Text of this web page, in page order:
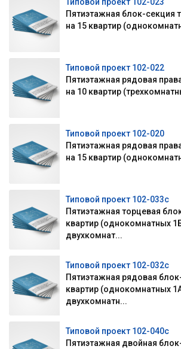
Пятиэтажная блок-секция
на 15 квартир
Типовой проект 102-022
Пятиэтажная рядовая
на 10 квартир
Типовой проект 102-020
Пятиэтажная рядовая
на 15 квартир
Типовой проект 102-033с
Пятиэтажная торцевая
квартир (однокомнатных
двухкомнат...
Типовой проект 102-032с
Пятиэтажная рядовая
квартир (однокомнатных
двухкомнатн...
Типовой проект 102-040с
Пятиэтажная двойная